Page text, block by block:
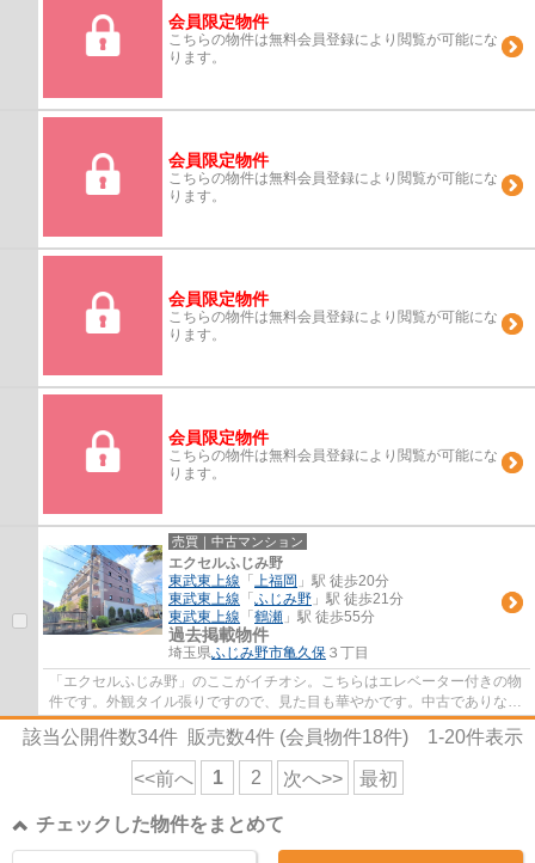
会員限定物件
こちらの物件は無料会員登録により閲覧が可能にな
ります。
会員限定物件
こちらの物件は無料会員登録により閲覧が可能にな
ります。
会員限定物件
こちらの物件は無料会員登録により閲覧が可能にな
ります。
会員限定物件
こちらの物件は無料会員登録により閲覧が可能にな
ります。
売買｜中古マンション
エクセルふじみ野
東武東上線 「 上福岡 」駅 徒歩20分
東武東上線 「 ふじみ野 」駅 徒歩21分
東武東上線 「 鶴瀬 」駅 徒歩55分
過去掲載物件
埼玉県ふじみ野市亀久保 ３丁目
「エクセルふじみ野」のここがイチオシ。こちらはエレベーター付きの物
件です。外観タイル張りですので、見た目も華やかです。中古でありなが
ら、綺麗で機能的な設備のあるマンション...
該当公開件数34件 販売数4件 (会員物件18件) 1-20件表示
<<前へ 1 2 次へ>> 最初
チェックした物件をまとめて